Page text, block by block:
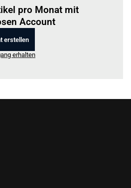
pro Monat mit
Account
erstellen
erhalten